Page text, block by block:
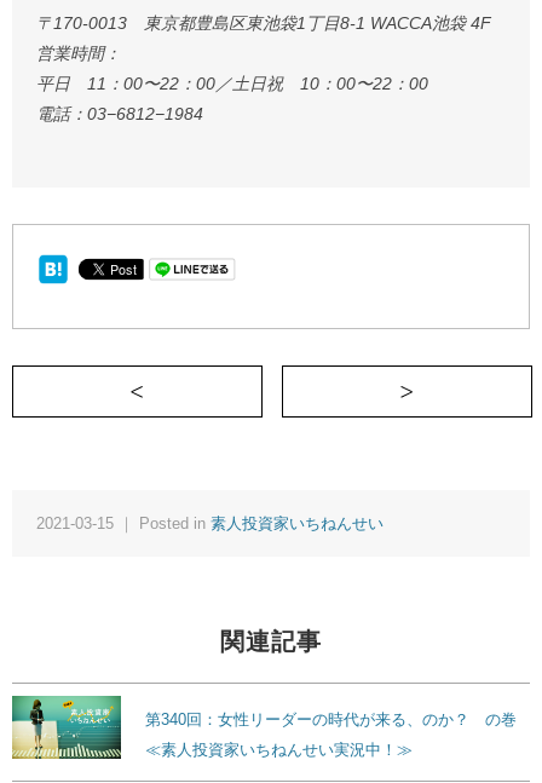
〒170-0013 東京都豊島区東池袋1丁目8-1 WACCA池袋 4F
営業時間：
平日 11：00〜22：00／土日祝 10：00〜22：00
電話：03−6812−1984
＜ 第107回：相変わらず市場は乱高下？
2021-03-15 ｜ Posted in 素人投資家いちねんせい
関連記事
第340回：女性リーダーの時代が来る、のか？ の巻
≪素人投資家いちねんせい実況中！≫